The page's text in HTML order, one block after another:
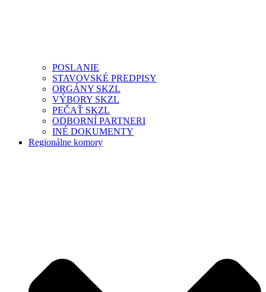
POSLANIE
STAVOVSKÉ PREDPISY
ORGÁNY SKZL
VÝBORY SKZL
PEČAŤ SKZL
ODBORNÍ PARTNERI
INÉ DOKUMENTY
Regionálne komory